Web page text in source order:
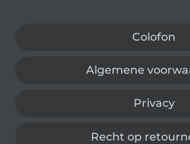
Colofon
Algemene
Privacy
Recht op